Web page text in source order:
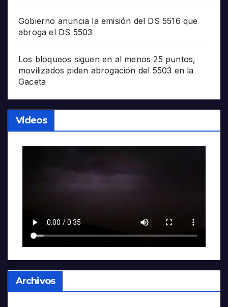
Gobierno anuncia la emisión del DS 5516 que
abroga el DS 5503
Los bloqueos siguen en al menos 25 puntos,
movilizados piden abrogación del 5503 en la
Gaceta
Videos
Archivos